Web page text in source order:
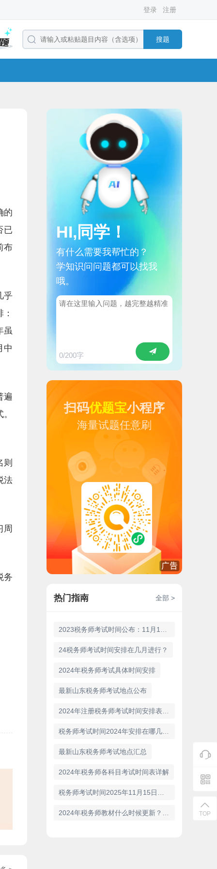
登录 注册
搜题
的
已
布
乎
虽
中
遍
则
法
周
务
HI,同学！
有什么需要我帮忙的？
学知识问问题都可以找我
哦。
0/200字
扫码优题宝小程序
海量试题任意刷
热门指南 全部 >
24税务师考试时间安排在几月进行？
2024年税务师考试具体时间安排
最新山东税务师考试地点公布
最新山东税务师考试地点汇总
2024年税务师各科目考试时间表详解
TOP